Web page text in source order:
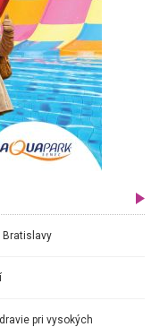
Bratislavy
pri vysokých